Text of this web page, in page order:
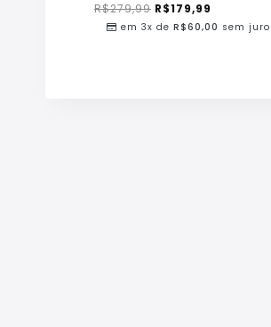
R$279,99 R$179,99
em 3x de R$60,00 sem